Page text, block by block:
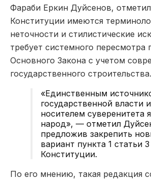
Фараби Еркин Дуйсенов,
Конституции имеются
неточности и стилистические
требует системного пересмотра
Основного Закона с учетом
государственного строительства.
«Единственным
государственной власти и
носителем суверенитета
народ», — отметил
предложив закрепить
вариант пункта 1 статьи 3
Конституции.
По его мнению, такая редакция